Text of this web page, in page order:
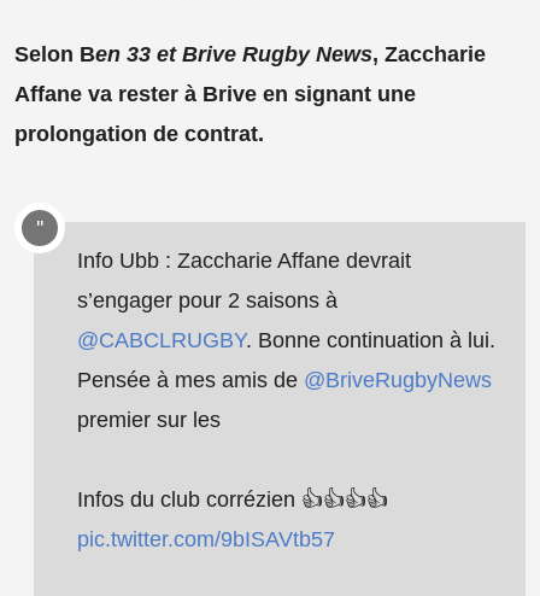
Selon Ben 33 et Brive Rugby News, Zaccharie
Affane va rester à Brive en signant une
prolongation de contrat.
Info Ubb : Zaccharie Affane devrait
s’engager pour 2 saisons à
@CABCLRUGBY. Bonne continuation à lui.
Pensée à mes amis de @BriveRugbyNews
premier sur les
Infos du club corrézien 👍👍👍👍
pic.twitter.com/9bISAVtb57